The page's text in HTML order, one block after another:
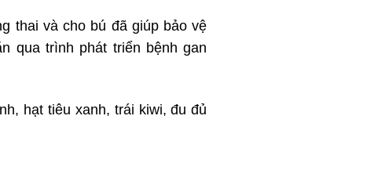
thai và cho bú đã giúp bảo vệ
qua trình phát triển bệnh gan
hạt tiêu xanh, trái kiwi, đu đủ